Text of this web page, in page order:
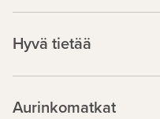
Hyvä tietää
Aurinkomatkat